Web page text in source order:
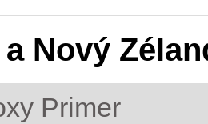
Nový
Primer